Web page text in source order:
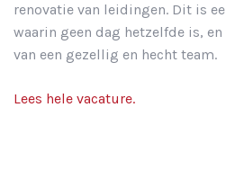
renovatie van leidingen. Dit is
waarin geen dag hetzelfde is,
van een gezellig en hecht team.
Lees hele vacature.